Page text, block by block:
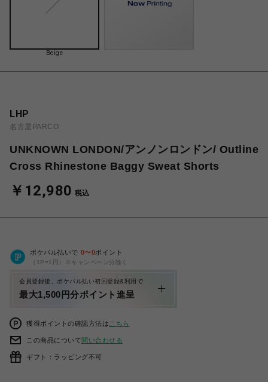
Beige
LHP
名古屋PARCO
UNKNOWN LONDON/アンノンロンドン/ Outline
Cross Rhinestone Baggy Sweat Shorts
￥12,980 税込
ポケパル払いで 0〜0ポイント
（1P=1円）※キャンペーン分除く
会員登録後、ポケパル払い初回登録&利用で
最大1,500円分ポイント進呈
獲得ポイントの確認方法は こちら
この商品について問い合わせる
ギフト：ラッピング不可